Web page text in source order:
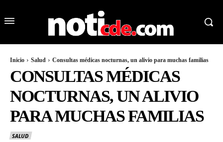
Inicio Salud Consultas médicas nocturnas, un alivio para muchas familias
CONSULTAS MÉDICAS
NOCTURNAS, UN ALIVIO
PARA MUCHAS FAMILIAS
SALUD